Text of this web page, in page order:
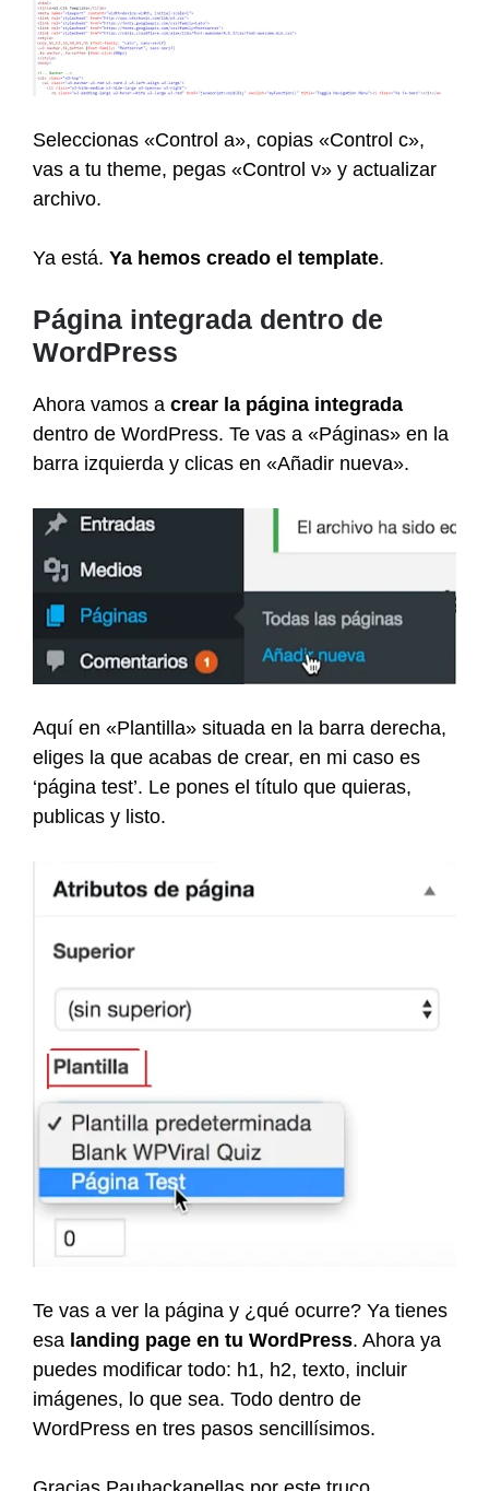
Seleccionas «Control a», copias «Control c»,
vas a tu theme, pegas «Control v» y actualizar
archivo.
Ya está. Ya hemos creado el template.
Página integrada dentro de
WordPress
Ahora vamos a crear la página integrada
dentro de WordPress. Te vas a «Páginas» en la
barra izquierda y clicas en «Añadir nueva».
Aquí en «Plantilla» situada en la barra derecha,
eliges la que acabas de crear, en mi caso es
‘página test’. Le pones el título que quieras,
publicas y listo.
Te vas a ver la página y ¿qué ocurre? Ya tienes
esa landing page en tu WordPress. Ahora ya
puedes modificar todo: h1, h2, texto, incluir
imágenes, lo que sea. Todo dentro de
WordPress en tres pasos sencillísimos.